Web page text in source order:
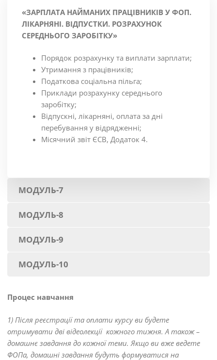
«ЗАРПЛАТА НАЙМАНИХ ПРАЦІВНИКІВ У ФОП.
ЛІКАРНЯНІ. ВІДПУСТКИ. РОЗРАХУНОК
СЕРЕДНЬОГО ЗАРОБІТКУ»
Порядок розрахунку та виплати зарплати;
Утримання з працівників;
Податкова соціальна пільга;
Приклади розрахунку середнього
заробітку;
Відпускні, лікарняні, оплата за дні
перебування у відрядженні;
Місячний звіт ЄСВ, Додаток 4.
МОДУЛЬ-7
МОДУЛЬ-8
МОДУЛЬ-9
МОДУЛЬ-10
Процес навчання
1) Після реєстрації та оплати курсу ви будете
отримувати дві відеолекції кожного тижня. А також –
домашнє завдання до кожної теми. Якщо ви вже ведете
ФОПа, домашні завдання будуть формуватися на